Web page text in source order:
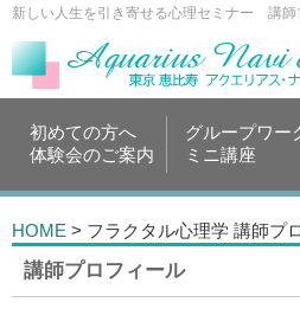
新しい人生を引き寄せる心理セミナー 講師
初めての方へ
体験会のご案内
グループワー
ミニ講座
HOME > フラクタル心理学 講師プ
講師プロフィール